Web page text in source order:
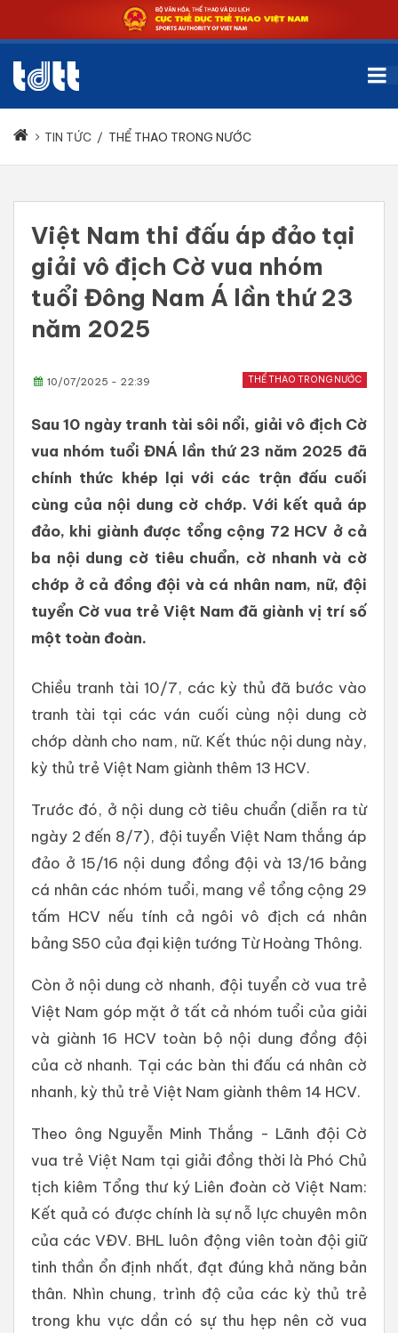
TIN TỨC / THỂ THAO TRONG NƯỚC
Việt Nam thi đấu áp đảo tại
giải vô địch Cờ vua nhóm
tuổi Đông Nam Á lần thứ 23
năm 2025
THỂ THAO TRONG NƯỚC
10/07/2025 - 22:39
Sau 10 ngày tranh tài sôi nổi, giải vô địch Cờ
vua nhóm tuổi ĐNÁ lần thứ 23 năm 2025 đã
chính thức khép lại với các trận đấu cuối
cùng của nội dung cờ chớp. Với kết quả áp
đảo, khi giành được tổng cộng 72 HCV ở cả
ba nội dung cờ tiêu chuẩn, cờ nhanh và cờ
chớp ở cả đồng đội và cá nhân nam, nữ, đội
tuyển Cờ vua trẻ Việt Nam đã giành vị trí số
một toàn đoàn.
Chiều tranh tài 10/7, các kỳ thủ đã bước vào
tranh tài tại các ván cuối cùng nội dung cờ
chớp dành cho nam, nữ. Kết thúc nội dung này,
kỳ thủ trẻ Việt Nam giành thêm 13 HCV.
Trước đó, ở nội dung cờ tiêu chuẩn (diễn ra từ
ngày 2 đến 8/7), đội tuyển Việt Nam thắng áp
đảo ở 15/16 nội dung đồng đội và 13/16 bảng
cá nhân các nhóm tuổi, mang về tổng cộng 29
tấm HCV nếu tính cả ngôi vô địch cá nhân
bảng S50 của đại kiện tướng Từ Hoàng Thông.
Còn ở nội dung cờ nhanh, đội tuyển cờ vua trẻ
Việt Nam góp mặt ở tất cả nhóm tuổi của giải
và giành 16 HCV toàn bộ nội dung đồng đội
của cờ nhanh. Tại các bàn thi đấu cá nhân cờ
nhanh, kỳ thủ trẻ Việt Nam giành thêm 14 HCV.
Theo ông Nguyễn Minh Thắng - Lãnh đội Cờ
vua trẻ Việt Nam tại giải đồng thời là Phó Chủ
tịch kiêm Tổng thư ký Liên đoàn cờ Việt Nam:
Kết quả có được chính là sự nỗ lực chuyên môn
của các VĐV. BHL luôn động viên toàn đội giữ
tinh thần ổn định nhất, đạt đúng khả năng bản
thân. Nhìn chung, trình độ của các kỳ thủ trẻ
trong khu vực dần có sự thu hẹp nên cờ vua